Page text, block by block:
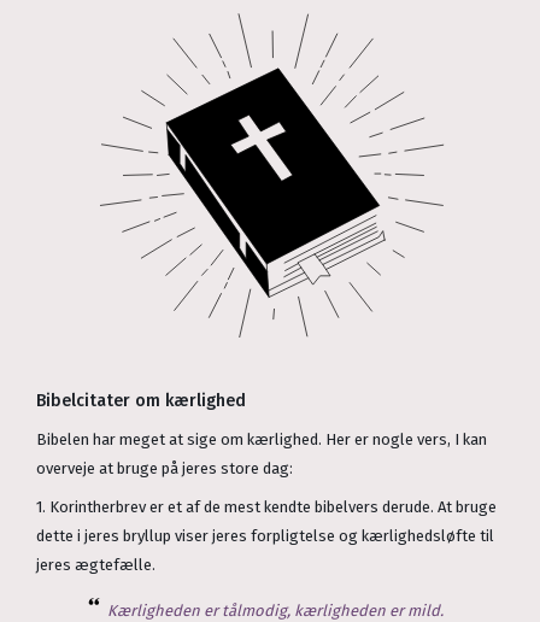
Bibelcitater om kærlighed
Bibelen har meget at sige om kærlighed. Her er nogle vers, I kan
overveje at bruge på jeres store dag:
1. Korintherbrev er et af de mest kendte bibelvers derude. At bruge
dette i jeres bryllup viser jeres forpligtelse og kærlighedsløfte til
jeres ægtefælle.
Kærligheden er tålmodig, kærligheden er mild.